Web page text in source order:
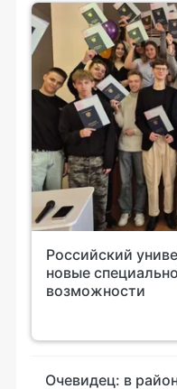
Российский
новые
возможности
Очевидец: в